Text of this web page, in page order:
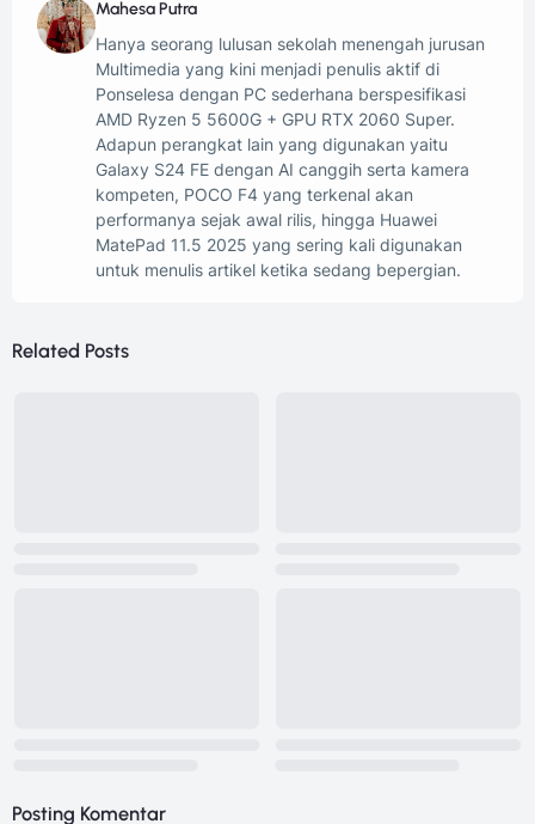
Mahesa Putra
Hanya seorang lulusan sekolah menengah jurusan
Multimedia yang kini menjadi penulis aktif di
Ponselesa dengan PC sederhana berspesifikasi
AMD Ryzen 5 5600G + GPU RTX 2060 Super.
Adapun perangkat lain yang digunakan yaitu
Galaxy S24 FE dengan AI canggih serta kamera
kompeten, POCO F4 yang terkenal akan
performanya sejak awal rilis, hingga Huawei
MatePad 11.5 2025 yang sering kali digunakan
untuk menulis artikel ketika sedang bepergian.
Related Posts
Posting Komentar